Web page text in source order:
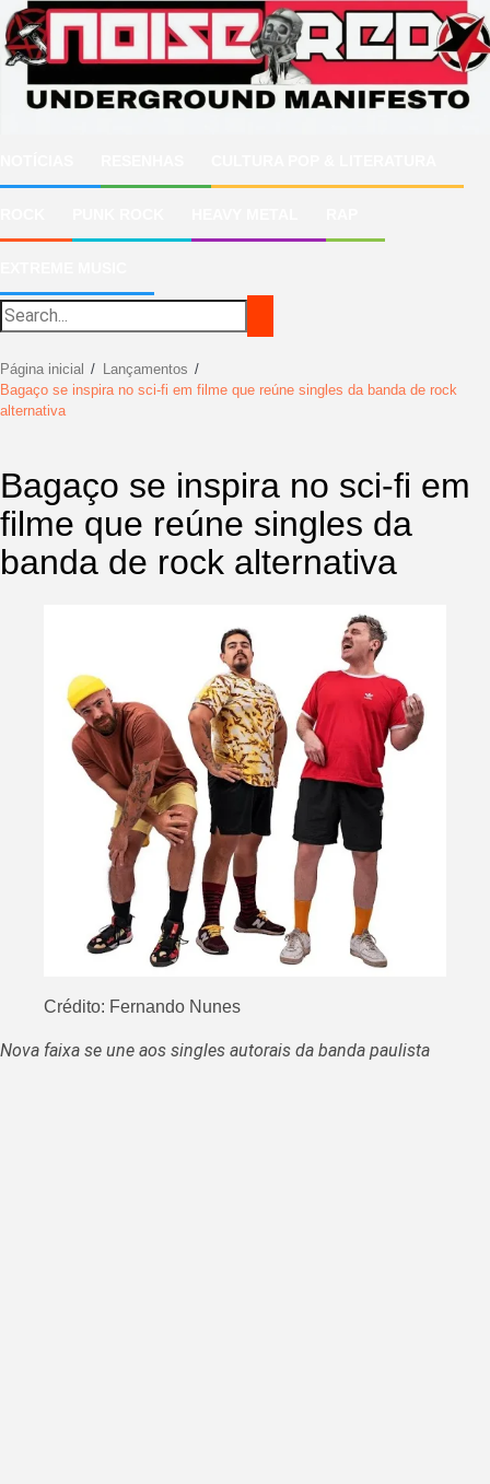
para
o
conteúdo
Página inicial
Lançamentos
Bagaço se inspira no sci-fi em filme que reúne singles da banda de rock
alternativa
Bagaço se inspira no sci-fi em
filme que reúne singles da
banda de rock alternativa
Crédito: Fernando Nunes
Nova faixa se une aos singles autorais da banda paulista